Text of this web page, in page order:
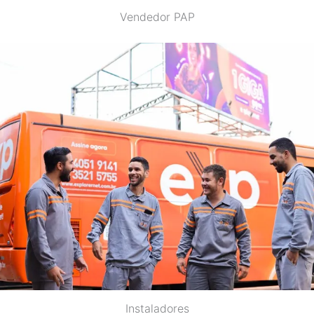
Vendedor PAP
Instaladores